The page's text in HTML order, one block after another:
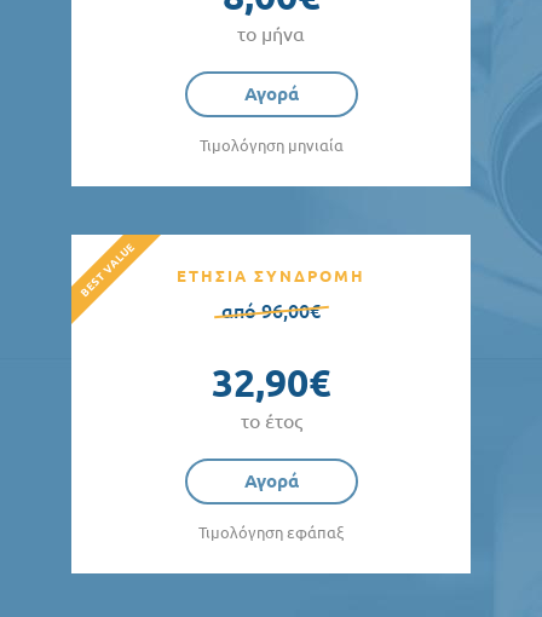
το μήνα
Αγορά
Τιμολόγηση μηνιαία
ΕΤΗΣΙΑ ΣΥΝΔΡΟΜΗ
από 96,00€
32,90€
το έτος
Αγορά
Τιμολόγηση εφάπαξ